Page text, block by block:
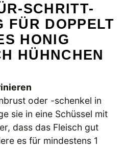
SCHRITT-
FÜR DOPPELT
HONIG
HÜHNCHEN
oder -schenkel in
sie in eine Schüssel mit
dass das Fleisch gut
es für mindestens 1